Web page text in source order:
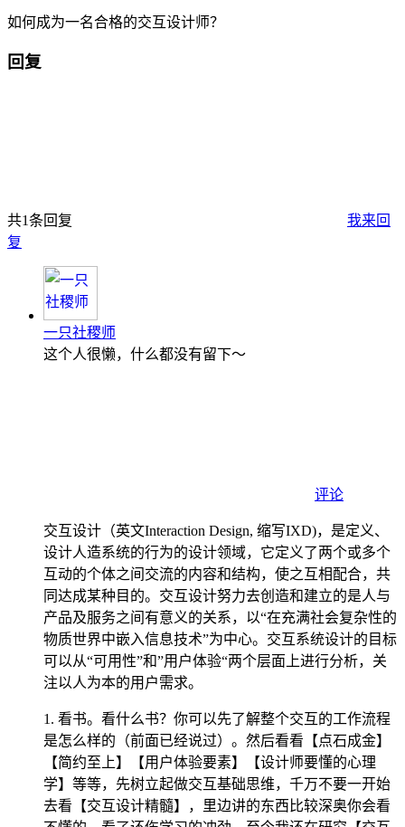
如何成为一名合格的交互设计师？
回复
共1条回复
我来回
复
一只社稷师
这个人很懒，什么都没有留下～
评论
交互设计（英文Interaction Design, 缩写IXD)，是定义、
设计人造系统的行为的设计领域，它定义了两个或多个
互动的个体之间交流的内容和结构，使之互相配合，共
同达成某种目的。交互设计努力去创造和建立的是人与
产品及服务之间有意义的关系，以“在充满社会复杂性的
物质世界中嵌入信息技术”为中心。交互系统设计的目标
可以从“可用性”和”用户体验“两个层面上进行分析，关
注以人为本的用户需求。
1. 看书。看什么书？你可以先了解整个交互的工作流程
是怎么样的（前面已经说过）。然后看看【点石成金】
【简约至上】【用户体验要素】【设计师要懂的心理
学】等等，先树立起做交互基础思维，千万不要一开始
去看【交互设计精髓】，里边讲的东西比较深奥你会看